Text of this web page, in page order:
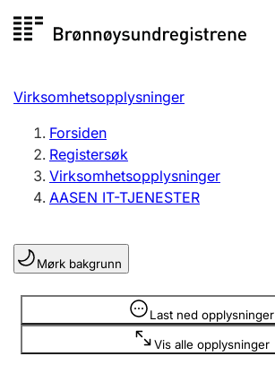
til
Registersøk
Aksjeselskap
Enkeltpersonforetak
Registrere, endre, slette
Lag og forening
Registrere, endre, slette
Virksomhetsopplysninger
Forsiden
Registersøk
Virksomhetsopplysninger
AASEN IT-TJENESTER
Mørk bakgrunn
Last ned opplysninger
Vis alle opplysninger
Opplysninger er skjult